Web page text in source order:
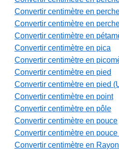
Convertir centimètre en
Convertir centimètre en
Convertir centimètre en
Convertir centimètre en pica
Convertir centimètre en
Convertir centimètre en pied
Convertir centimètre en pied
Convertir centimètre en point
Convertir centimètre en pôle
Convertir centimètre en pouce
Convertir centimètre en
Convertir centimètre en